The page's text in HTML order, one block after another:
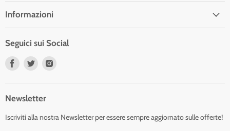
Informazioni
Seguici sui Social
Trovaci
Trovaci
Newsletter
Iscriviti alla nostra Newsletter per essere sempre aggiornato sulle offerte!